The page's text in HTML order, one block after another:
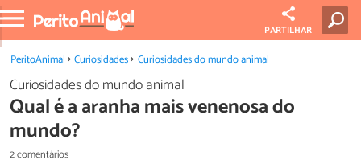
PARTILHAR
PeritoAnimal Curiosidades Curiosidades do mundo animal
Curiosidades do mundo animal
Qual é a aranha mais venenosa do
mundo?
2 comentários